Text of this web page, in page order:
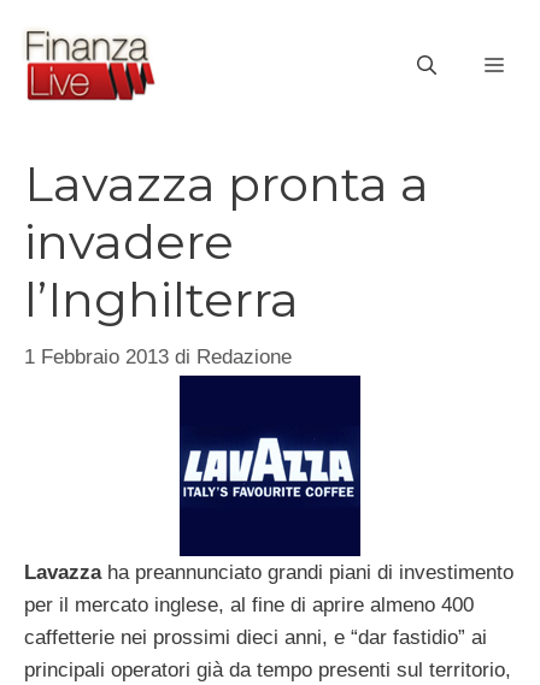
contenuto
Lavazza pronta a
invadere
l’Inghilterra
1 Febbraio 2013 di Redazione
Lavazzaha preannunciato grandi piani di investimento
per il mercato inglese, al fine di aprire almeno 400
caffetterie nei prossimi dieci anni, e “dar fastidio” ai
principali operatori già da tempo presenti sul territorio,